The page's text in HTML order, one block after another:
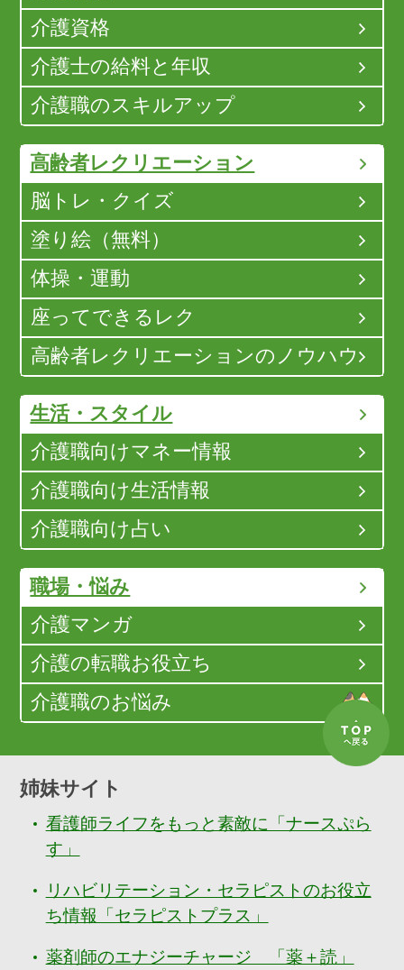
介護資格
介護士の給料と年収
介護職のスキルアップ
高齢者レクリエーション
脳トレ・クイズ
塗り絵（無料）
体操・運動
座ってできるレク
高齢者レクリエーションのノウハウ
生活・スタイル
介護職向けマネー情報
介護職向け生活情報
介護職向け占い
職場・悩み
介護マンガ
介護の転職お役立ち
介護職のお悩み
姉妹サイト
看護師ライフをもっと素敵に「ナースぷら
す」
リハビリテーション・セラピストのお役立
ち情報「セラピストプラス」
薬剤師のエナジーチャージ 「薬＋読」